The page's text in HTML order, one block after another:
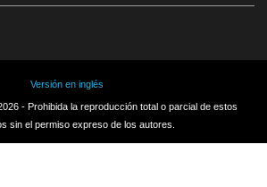
Versión en inglés
- Prohibida la reproducción total o parcial de estos
sin el permiso expreso de los autores.